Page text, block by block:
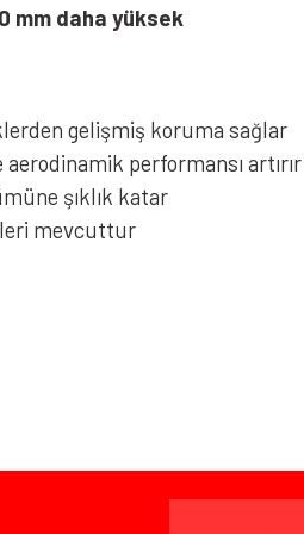
mm daha yüksek
gelişmiş koruma sağlar
performansı artırır
şıklık katar
mevcuttur